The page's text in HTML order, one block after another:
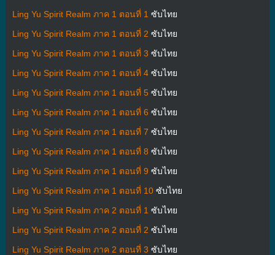
Ling Yu Spirit Realm ภาค 1 ตอนที่ 1 ซับไทย
Ling Yu Spirit Realm ภาค 1 ตอนที่ 2 ซับไทย
Ling Yu Spirit Realm ภาค 1 ตอนที่ 3 ซับไทย
Ling Yu Spirit Realm ภาค 1 ตอนที่ 4ซับไทย
Ling Yu Spirit Realm ภาค 1 ตอนที่ 5ซับไทย
Ling Yu Spirit Realm ภาค 1 ตอนที่ 6 ซับไทย
Ling Yu Spirit Realm ภาค 1 ตอนที่ 7 ซับไทย
Ling Yu Spirit Realm ภาค 1 ตอนที่ 8 ซับไทย
Ling Yu Spirit Realm ภาค 1 ตอนที่ 9 ซับไทย
Ling Yu Spirit Realm ภาค 1 ตอนที่ 10ซับไทย
Ling Yu Spirit Realm ภาค 2 ตอนที่ 1 ซับไทย
Ling Yu Spirit Realm ภาค 2 ตอนที่ 2 ซับไทย
Ling Yu Spirit Realm ภาค 2 ตอนที่ 3 ซับไทย